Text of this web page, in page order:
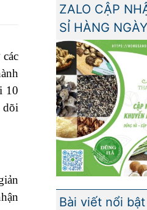
10
dõi
ZALO CẬP
SỈ HÀNG NGÀY
Bài viết nổi bật